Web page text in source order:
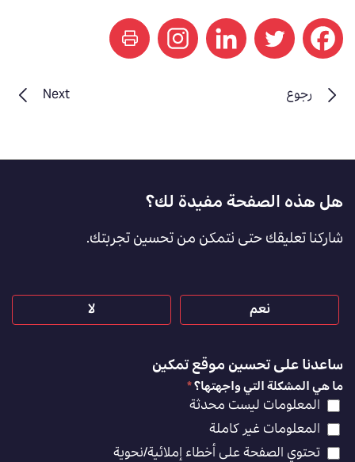
print
Next رجوع
Footer
Feedback
[AR]
هل هذه الصفحة مفيدة لك؟
شاركنا تعليقك حتى نتمكن من تحسين تجربتك.
نعم لا
ساعدنا على تحسين موقع تمكين
ما هي المشكلة التي واجهتها؟*
المعلومات ليست محدثة
المعلومات غير كاملة
تحتوي الصفحة على أخطاء إملائية/نحوية